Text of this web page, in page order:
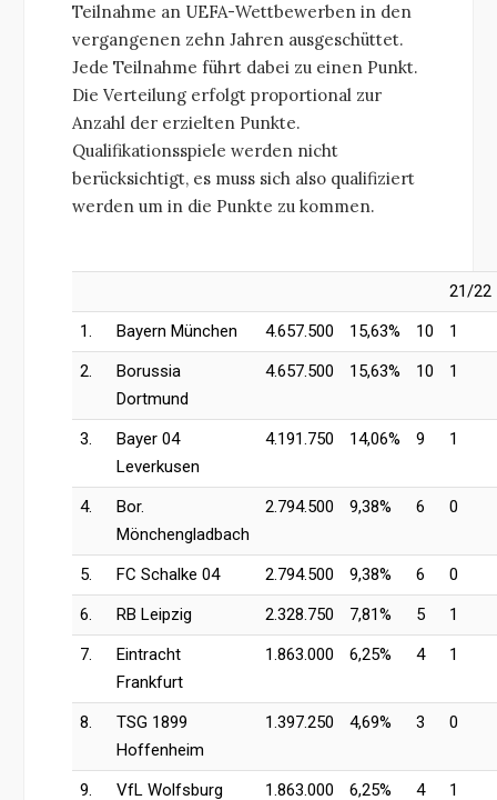
Teilnahme an UEFA-Wettbewerben in den
vergangenen zehn Jahren ausgeschüttet.
Jede Teilnahme führt dabei zu einen Punkt.
Die Verteilung erfolgt proportional zur
Anzahl der erzielten Punkte.
Qualifikationsspiele werden nicht
berücksichtigt, es muss sich also qualifiziert
werden um in die Punkte zu kommen.
21/22
1.
Bayern München 4.657.500 15,63% 10
1
2.
Borussia
Dortmund
4.657.500 15,63% 10 1
3.
Bayer 04
Leverkusen
4.191.750 14,06% 9 1
4.
Bor.
Mönchengladbach
2.794.500 9,38% 6 0
5. FC Schalke 04 2.794.500 9,38% 6
0
6.
RB Leipzig 2.328.750 7,81% 5
1
7.
Eintracht
Frankfurt
1.863.000 6,25% 4 1
8.
TSG 1899
Hoffenheim
1.397.250 4,69% 3 0
9. VfL Wolfsburg 1.863.000 6,25% 4 1